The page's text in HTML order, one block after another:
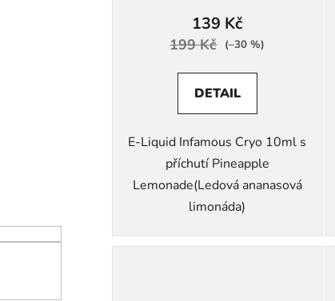
139 Kč
199 Kč (–30 %)
DETAIL
E-Liquid Infamous Cryo 10ml s
příchutí Pineapple
Lemonade(Ledová ananasová
limonáda)